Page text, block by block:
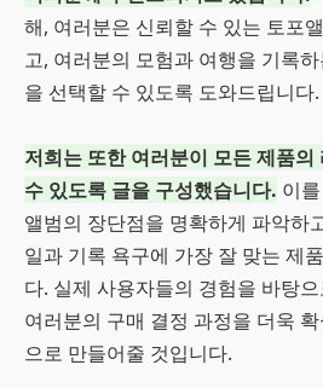
해, 여러분은 신뢰할 수 있는 토포
고, 여러분의 모험과 여행을 기록
을 선택할 수 있도록 도와드립니다.
저희는 또한 여러분이 모든 제품
수 있도록 글을 구성했습니다. 이
앨범의 장단점을 명확하게 파악하
일과 기록 욕구에 가장 잘 맞는 제
다. 실제 사용자들의 경험을 바탕
여러분의 구매 결정 과정을 더욱
으로 만들어줄 것입니다.